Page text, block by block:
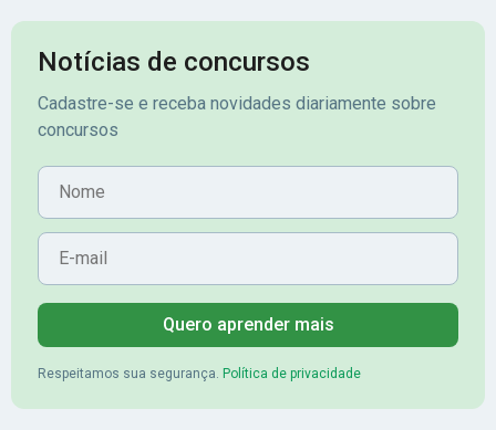
Notícias de concursos
Cadastre-se e receba novidades diariamente sobre
concursos
Nome
E-mail
Quero aprender mais
Respeitamos sua segurança. Política de privacidade